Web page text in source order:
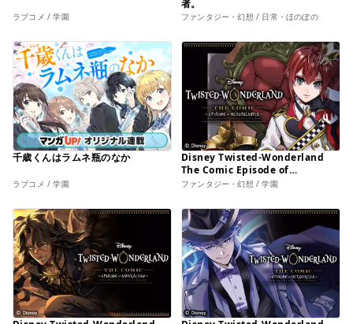
ラブコメ / 学園
者。
ファンタジー・幻想 / 日常・ほのぼの
千歳くんはラムネ瓶のなか
ラブコメ / 学園
Disney Twisted-Wonderland
The Comic Episode of
Heartslabyul
ファンタジー・幻想 / 学園